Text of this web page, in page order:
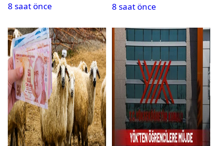
Toplam 25 Bin TL
8 saat önce
8 saat önce